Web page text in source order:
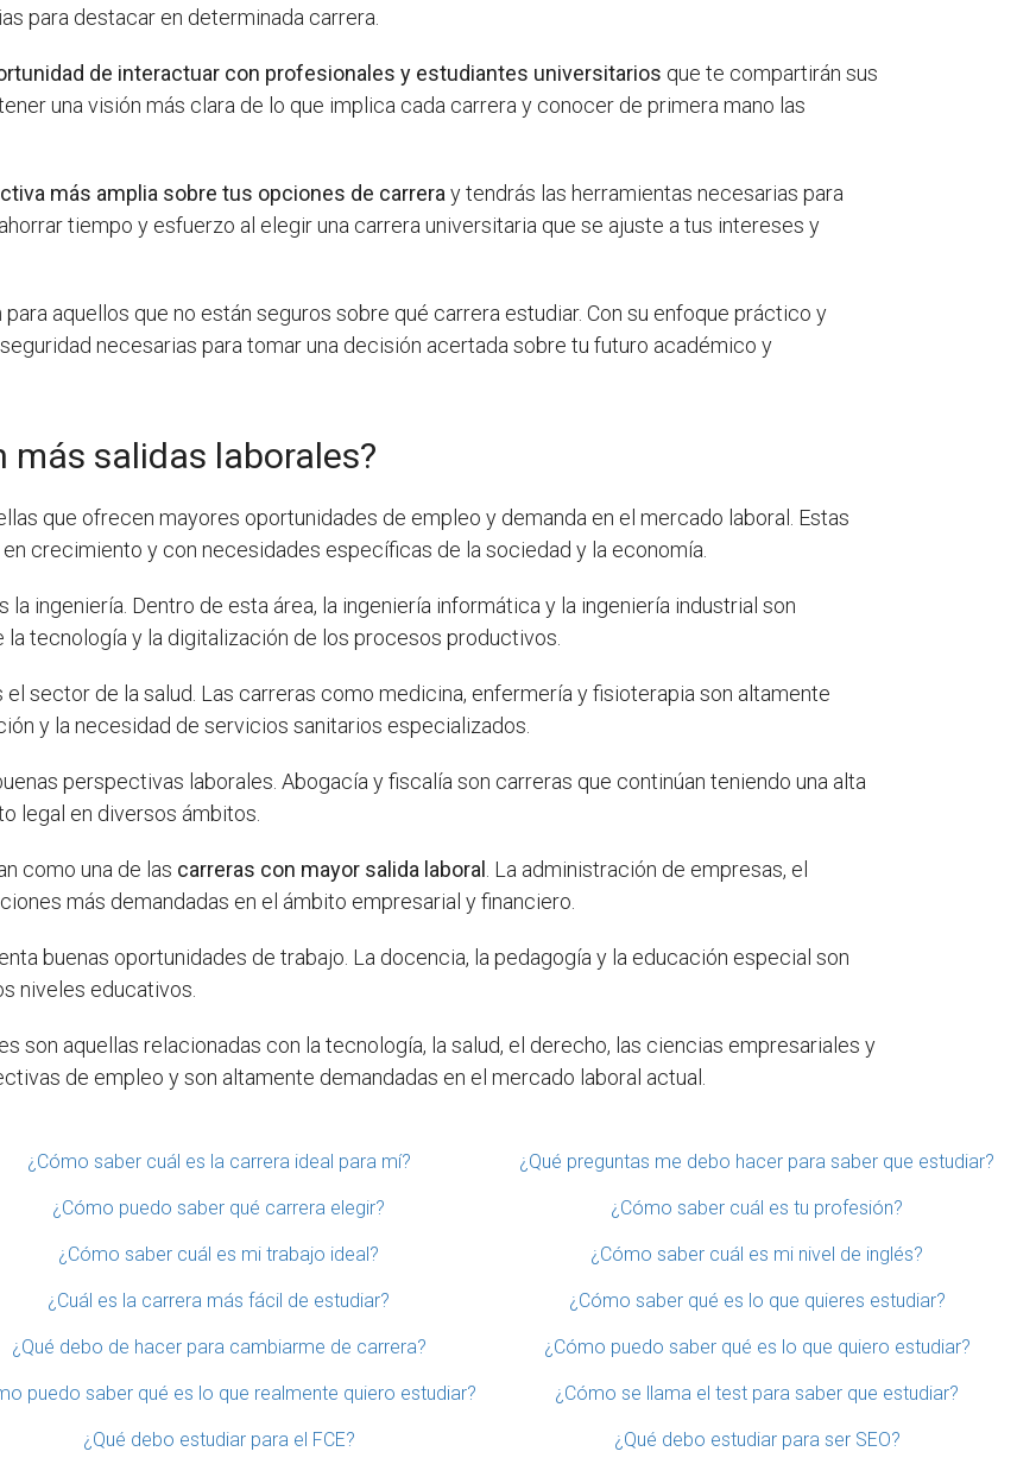
para destacar en determinada carrera.
de interactuar con profesionales y estudiantes universitarios que te compartirán sus
una visión más clara de lo que implica cada carrera y conocer de primera mano las
más amplia sobre tus opciones de carreray tendrás las herramientas necesarias para
tiempo y esfuerzo al elegir una carrera universitaria que se ajuste a tus intereses y
aquellos que no están seguros sobre qué carrera estudiar. Con su enfoque práctico y
necesarias para tomar una decisión acertada sobre tu futuro académico y
más salidas laborales?
que ofrecen mayores oportunidades de empleo y demanda en el mercado laboral. Estas
crecimiento y con necesidades específicas de la sociedad y la economía.
la ingeniería. Dentro de esta área, la ingeniería informática y la ingeniería industrial son
tecnología y la digitalización de los procesos productivos.
el sector de la salud. Las carreras como medicina, enfermería y fisioterapia son altamente
y la necesidad de servicios sanitarios especializados.
perspectivas laborales. Abogacía y fiscalía son carreras que continúan teniendo una alta
legal en diversos ámbitos.
como una de las carreras con mayor salida laboral . La administración de empresas, el
más demandadas en el ámbito empresarial y financiero.
buenas oportunidades de trabajo. La docencia, la pedagogía y la educación especial son
niveles educativos.
son aquellas relacionadas con la tecnología, la salud, el derecho, las ciencias empresariales y
de empleo y son altamente demandadas en el mercado laboral actual.
¿Cómo saber cuál es la carrera ideal para mí? ¿Qué preguntas me debo hacer para saber que estudiar?
¿Cómo puedo saber qué carrera elegir? ¿Cómo saber cuál es tu profesión?
¿Cómo saber cuál es mi trabajo ideal? ¿Cómo saber cuál es mi nivel de inglés?
¿Cuál es la carrera más fácil de estudiar? ¿Cómo saber qué es lo que quieres estudiar?
¿Qué debo de hacer para cambiarme de carrera? ¿Cómo puedo saber qué es lo que quiero estudiar?
puedo saber qué es lo que realmente quiero estudiar? ¿Cómo se llama el test para saber que estudiar?
¿Qué debo estudiar para el FCE? ¿Qué debo estudiar para ser SEO?